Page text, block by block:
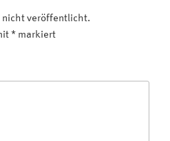
nicht veröffentlicht.
* markiert